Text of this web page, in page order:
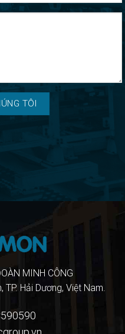
MINH CÔNG
Hải Dương, Việt Nam.